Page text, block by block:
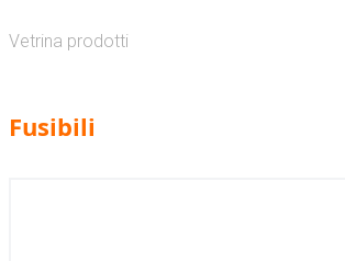
Vetrina prodotti
Fusibili